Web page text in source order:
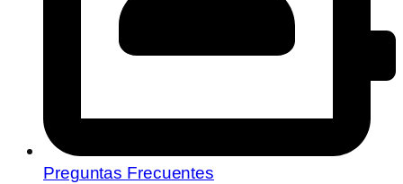
Preguntas Frecuentes